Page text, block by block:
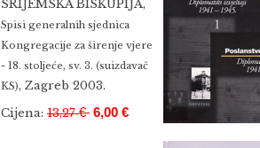
SRIJEMSKA BISKUPIJA,
Spisi generalnih sjednica
Kongregacije za širenje vjere
- 18. stoljeće, sv. 3. (suizdavač
KS), Zagreb 2003.
Cijena: 13,27€ 6,00 €